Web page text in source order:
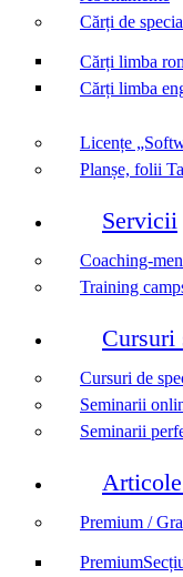
Cărți de
Cărți limba
Cărți limba
Licențe
Planșe, folii
Servicii
Coaching-
Training
Cursuri
Cursuri de
Seminarii
Seminarii
Premium /
Premium